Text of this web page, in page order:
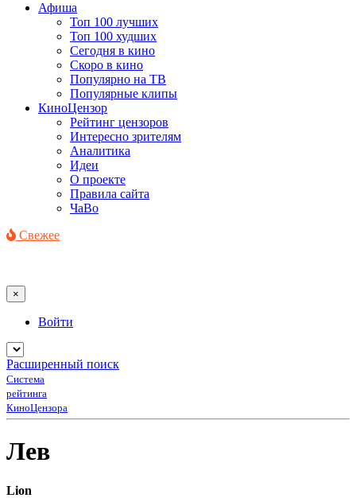
Афиша
Топ 100 лучших
Топ 100 худших
Сегодня в кино
Скоро в кино
Популярно на ТВ
Популярные клипы
КиноЦензор
Рейтинг цензоров
Интересно зрителям
Аналитика
Идеи
О проекте
Правила сайта
ЧаВо
Свежее
×
Войти
Расширенный поиск
Система
рейтинга
КиноЦензора
Лев
Lion